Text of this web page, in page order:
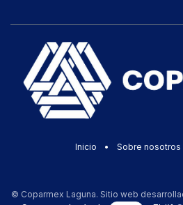
Inicio • Sobre nosotros
© Coparmex Laguna. Sitio web